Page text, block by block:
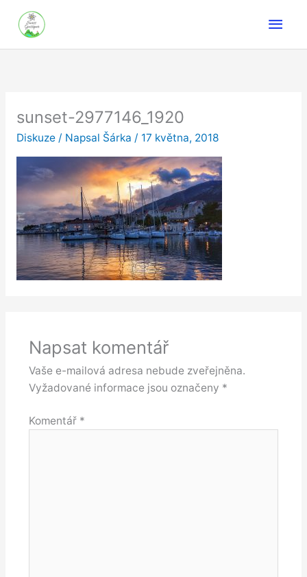
Přeskočit
obsah
sunset-2977146_1920
Diskuze / Napsal Šárka / 17 května, 2018
Napsat komentář
Vaše e-mailová adresa nebude zveřejněna.
Vyžadované informace jsou označeny *
Komentář *